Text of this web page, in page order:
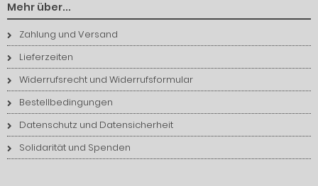
Mehr über...
Zahlung und Versand
Lieferzeiten
Widerrufsrecht und Widerrufsformular
Bestellbedingungen
Datenschutz und Datensicherheit
Solidarität und Spenden